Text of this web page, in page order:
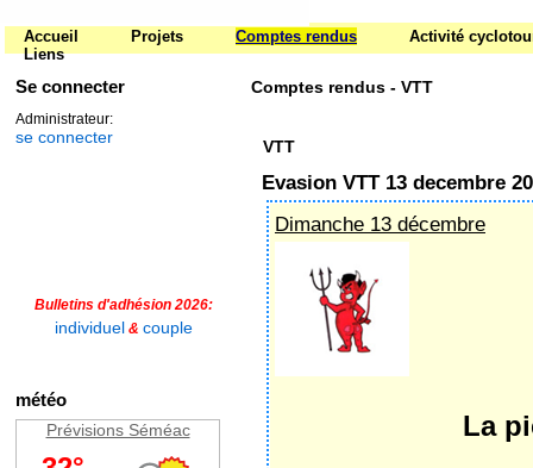
Accueil Projets Comptes rendus
Activité
Liens
Se connecter
Administrateur:
se connecter
Bulletins d'adhésion 2026:
individuel & couple
météo
Prévisions Séméac
Comptes rendus - VTT
VTT
Evasion VTT 13 decembre
Dimanche 13 décembre
La